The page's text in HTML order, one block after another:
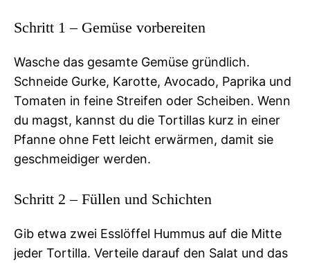
Schritt 1 – Gemüse vorbereiten
Wasche das gesamte Gemüse gründlich.
Schneide Gurke, Karotte, Avocado, Paprika und
Tomaten in feine Streifen oder Scheiben. Wenn
du magst, kannst du die Tortillas kurz in einer
Pfanne ohne Fett leicht erwärmen, damit sie
geschmeidiger werden.
Schritt 2 – Füllen und Schichten
Gib etwa zwei Esslöffel Hummus auf die Mitte
jeder Tortilla. Verteile darauf den Salat und das